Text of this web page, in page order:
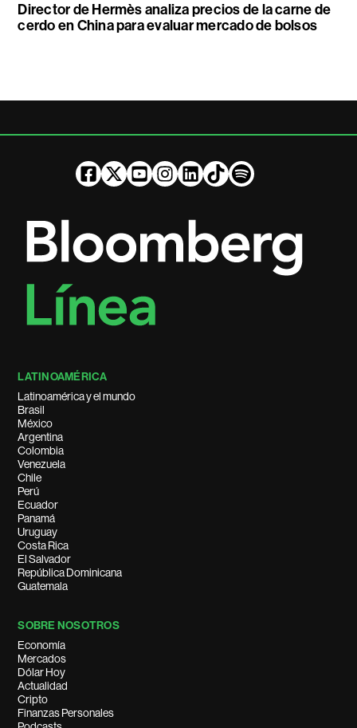
Director de Hermès analiza precios de la carne de
cerdo en China para evaluar mercado de bolsos
LATINOAMÉRICA
Latinoamérica y el mundo
Brasil
México
Argentina
Colombia
Venezuela
Chile
Perú
Ecuador
Panamá
Uruguay
Costa Rica
El Salvador
República Dominicana
Guatemala
SOBRE NOSOTROS
Economía
Mercados
Dólar Hoy
Actualidad
Cripto
Finanzas Personales